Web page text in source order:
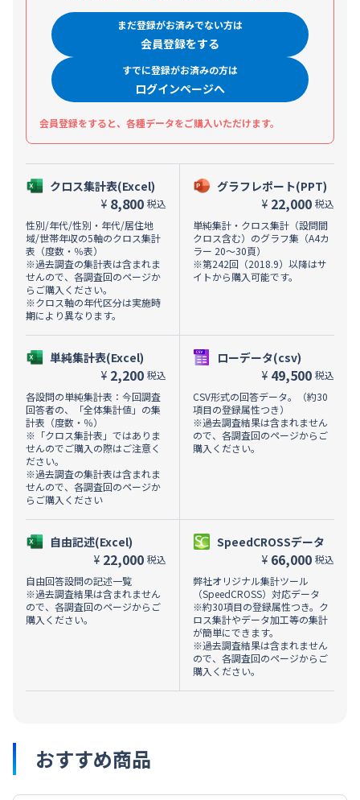
まだ登録がお済みでない方は
会員登録をする
すでに登録がお済みの方は
ログインページへ
会員登録をすると、各種データをご購入いただけます。
クロス集計表(Excel)
¥ 8,800 税込
性別/年代/性別・年代/居住地
域/世帯年収の5軸のクロス集計
表（度数・％表）
※過去調査の集計表は含まれま
せんので、各調査回のページか
らご購入ください。
※クロス軸の年代区分は実施時
期により異なります。
単純集計表(Excel)
¥ 2,200 税込
各設問の単純集計表：今回調査
回答者の、「全体集計値」の集
計表（度数・％）
※「クロス集計表」ではありま
せんのでご購入の際はご注意く
ださい。
※過去調査の集計表は含まれま
せんので、各調査回のページか
らご購入ください
自由記述(Excel)
¥ 22,000 税込
自由回答設問の記述一覧
※過去調査結果は含まれません
ので、各調査回のページからご
購入ください。
グラフレポート(PPT)
¥ 22,000 税込
単純集計・クロス集計（設問間
クロス含む）のグラフ集（A4カ
ラー 20～30頁）
※第242回（2018.9）以降はサ
イトから購入可能です。
ローデータ(csv)
¥ 49,500 税込
CSV形式の回答データ。（約30
項目の登録属性つき）
※過去調査結果は含まれません
ので、各調査回のページからご
購入ください。
SpeedCROSSデータ
¥ 66,000 税込
弊社オリジナル集計ツール
（SpeedCROSS）対応データ
※約30項目の登録属性つき。ク
ロス集計やデータ加工等の集計
が簡単にできます。
※過去調査結果は含まれません
ので、各調査回のページからご
購入ください。
おすすめ商品